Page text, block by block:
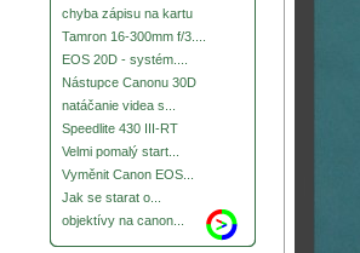
chyba zápisu na kartu
Tamron 16-300mm f/3....
EOS 20D - systém....
Nástupce Canonu 30D
natáčanie videa s...
Speedlite 430 III-RT
Velmi pomalý start...
Vyměnit Canon EOS...
Jak se starat o...
objektívy na canon...